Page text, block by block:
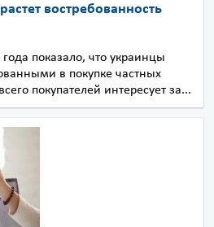
востребованность
показало, что украинцы
в покупке частных
покупателей интересует за...